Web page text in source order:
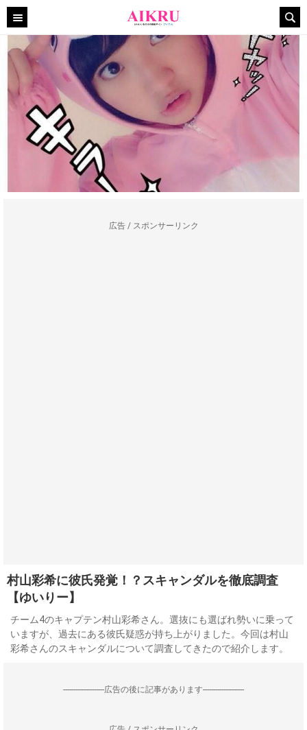
広告 / スポンサーリンク
村山彩希に彼氏発覚！？スキャンダルを徹底調査
【ゆいりー】
チーム4のキャプテン村山彩希さん。選抜にも選ばれ勢いに乗って
いますが、過去にある彼氏疑惑が持ち上がりました。今回は村山
彩希さんのスキャンダルについて調査してきたので紹介します。
--------------------広告の後に記事があります--------------------